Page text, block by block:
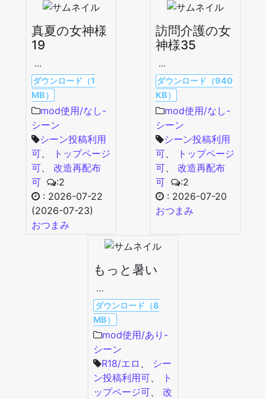
真夏の女神様
19
…
ダウンロード（1
MB）
mod使用/なし-
シーン
シーン投稿利用
可、
トップページ
可、 改造再配布
可
:2
: 2026-07-22
(2026-07-23)
おつまみ
訪問介護の女
神様35
…
ダウンロード（940
KB）
mod使用/なし-
シーン
シーン投稿利用
可、
トップページ
可、 改造再配布
可
:2
: 2026-07-20
おつまみ
もっと暑い
…
ダウンロード（8
MB）
mod使用/あり-
シーン
R18/エロ 、 シー
ン投稿利用可、
ト
ップページ可、 改